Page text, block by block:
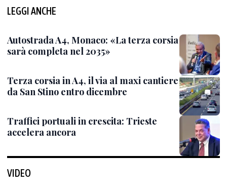
LEGGI ANCHE
Autostrada A4, Monaco: «La terza corsia
sarà completa nel 2035»
Terza corsia in A4, il via al maxi cantiere
da San Stino entro dicembre
Traffici portuali in crescita: Trieste
accelera ancora
VIDEO